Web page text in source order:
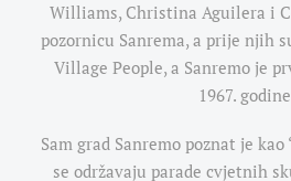
Williams, Christina Aguilera i
pozornicu Sanrema, a prije njih
Village People, a Sanremo je
1967.
Sam grad Sanremo poznat je kao
se održavaju parade cvjetnih